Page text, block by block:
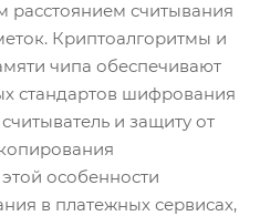
расстоянием считывания
Криптоалгоритмы и
чипа обеспечивают
стандартов шифрования
и защиту от
особенности
в платежных сервисах,